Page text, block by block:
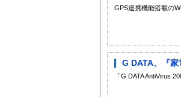
GPS連携機能搭載の
G DATA、『
「G DATA AntiVirus